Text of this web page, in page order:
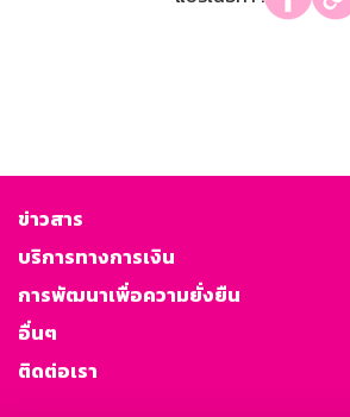
ข่าวสาร
บริการทางการเงิน
การพัฒนาเพื่อความยั่งยืน
อื่นๆ
ติดต่อเรา